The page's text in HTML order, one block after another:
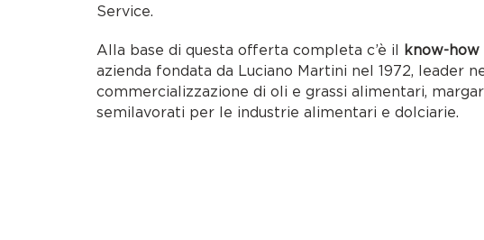
Service.
Alla base di questa offerta completa c’è il know-how
azienda fondata da Luciano Martini nel 1972, leader
commercializzazione di oli e grassi alimentari,
semilavorati per le industrie alimentari e dolciarie.